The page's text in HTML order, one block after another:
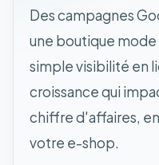
Des campagnes
une boutique
simple visibilité en
croissance qui
chiffre d'affaires,
votre e-shop.